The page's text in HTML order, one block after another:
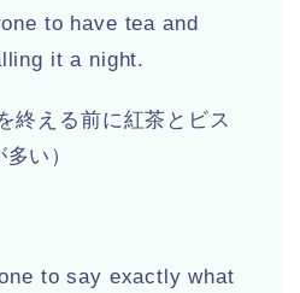
to have tea and
it a night.
終える前に紅茶とビス
い）
to say exactly what